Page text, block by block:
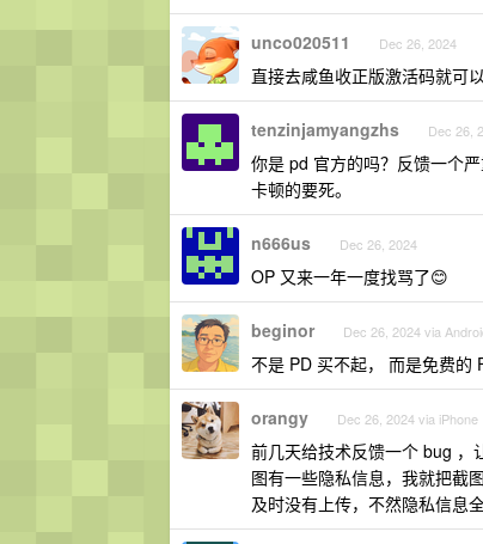
unco020511 Dec 26, 2024
直接去咸鱼收正版激活码就可
tenzinjamyangzhs Dec 26,
你是 pd 官方的吗？反馈一个
卡顿的要死。
n666us Dec 26, 2024
OP 又来一年一度找骂了😊
beginor Dec 26, 2024 via
不是 PD 买不起， 而是免费的
orangy Dec 26, 2024 via iPhone
前几天给技术反馈一个 bug ，
图有一些隐私信息，我就把截
及时没有上传，不然隐私信息